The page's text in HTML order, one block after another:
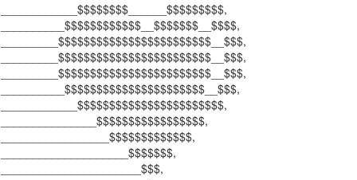
____________$$$$$$$$______$$$$$$$$$,
__________$$$$$$$$$$$$__$$$$$$$__$$$$,
_________$$$$$$$$$$$$$$$$$$$$$$$$__$$$,
_________$$$$$$$$$$$$$$$$$$$$$$$$__$$$,
_________$$$$$$$$$$$$$$$$$$$$$$$$__$$$,
__________$$$$$$$$$$$$$$$$$$$$$$__$$$,
____________$$$$$$$$$$$$$$$$$$$$$$$,
_______________$$$$$$$$$$$$$$$$$,
_________________$$$$$$$$$$$$$,
____________________$$$$$$$,
______________________$$$,